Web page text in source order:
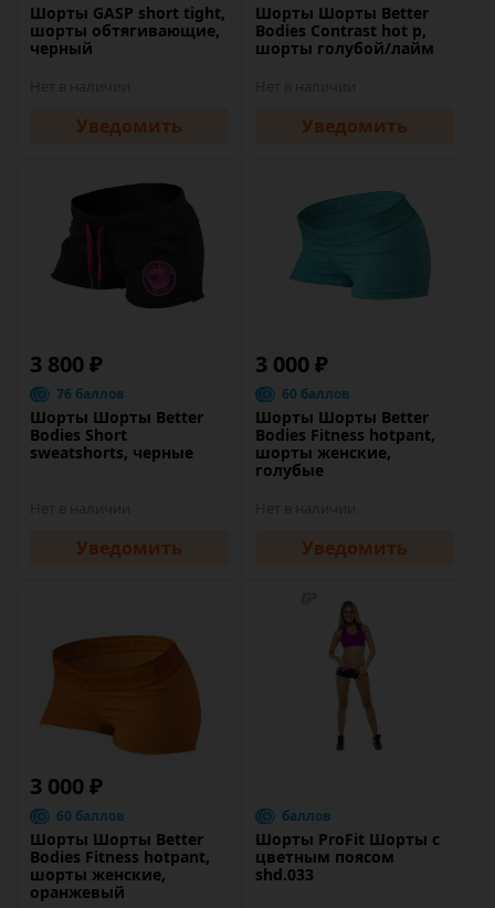
Шорты GASP short tight,
шорты обтягивающие,
черный
Уведомить
Шорты Шорты Better
Bodies Contrast hot p,
шорты голубой/лайм
Уведомить
3 800 ₽
76 баллов
Шорты Шорты Better
Bodies Short
sweatshorts, черные
Уведомить
3 000 ₽
60 баллов
Шорты Шорты Better
Bodies Fitness hotpant,
шорты женские,
голубые
Уведомить
3 000 ₽
60 баллов
Шорты Шорты Better
Bodies Fitness hotpant,
шорты женские,
оранжевый
баллов
Шорты ProFit Шорты с
цветным поясом
shd.033